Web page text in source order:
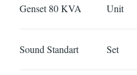
Genset 80 KVA Unit
Sound Standart Set